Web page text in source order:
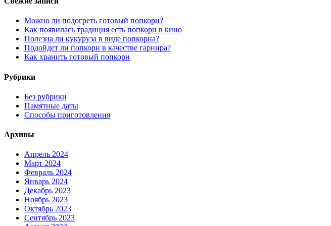
Можно ли подогреть готовый попкорн?
Как появилась традиция есть попкорн в кино
Полезна ли кукуруза в виде попкорна?
Подойдет ли попкорн в качестве гарнира?
Как хранить готовый попкорн
Рубрики
Без рубрики
Памятные даты
Способы приготовления
Архивы
Апрель 2024
Март 2024
Февраль 2024
Январь 2024
Декабрь 2023
Ноябрь 2023
Октябрь 2023
Сентябрь 2023